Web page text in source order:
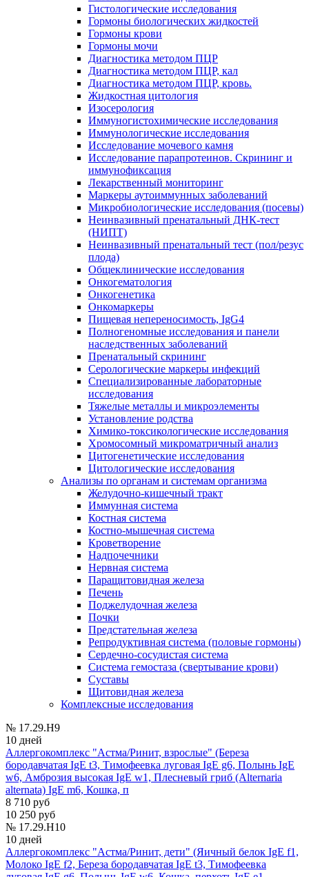
Гистологические исследования
Гормоны биологических жидкостей
Гормоны крови
Гормоны мочи
Диагностика методом ПЦР
Диагностика методом ПЦР, кал
Диагностика методом ПЦР, кровь.
Жидкостная цитология
Изосерология
Иммуногистохимические исследования
Иммунологические исследования
Исследование мочевого камня
Исследование парапротеинов. Скрининг и
иммунофиксация
Лекарственный мониторинг
Маркеры аутоиммунных заболеваний
Микробиологические исследования (посевы)
Неинвазивный пренатальный ДНК-тест
(НИПТ)
Неинвазивный пренатальный тест (пол/резус
плода)
Общеклинические исследования
Онкогематология
Онкогенетика
Онкомаркеры
Пищевая непереносимость, IgG4
Полногеномные исследования и панели
наследственных заболеваний
Пренатальный скрининг
Серологические маркеры инфекций
Специализированные лабораторные
исследования
Тяжелые металлы и микроэлементы
Установление родства
Химико-токсикологические исследования
Хромосомный микроматричный анализ
Цитогенетические исследования
Цитологические исследования
Анализы по органам и системам организма
Желудочно-кишечный тракт
Иммунная система
Костная система
Костно-мышечная система
Кроветворение
Надпочечники
Нервная система
Паращитовидная железа
Печень
Поджелудочная железа
Почки
Предстательная железа
Репродуктивная система (половые гормоны)
Сердечно-сосудистая система
Система гемостаза (свертывание крови)
Суставы
Щитовидная железа
Комплексные исследования
№ 17.29.H9
10 дней
Аллергокомплекс "Астма/Ринит, взрослые" (Береза
бородавчатая IgE t3, Тимофеевка луговая IgE g6, Полынь IgE
w6, Амброзия высокая IgE w1, Плесневый гриб (Alternaria
alternata) IgE m6, Кошка, п
8 710 руб
10 250 руб
№ 17.29.H10
10 дней
Аллергокомплекс "Астма/Ринит, дети" (Яичный белок IgE f1,
Молоко IgE f2, Береза бородавчатая IgE t3, Тимофеевка